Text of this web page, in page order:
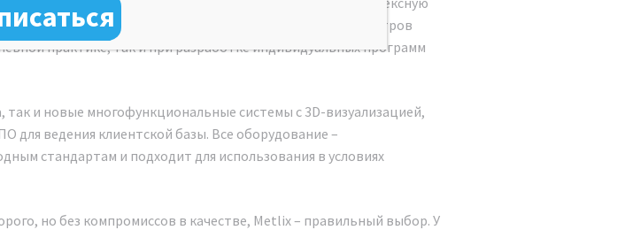
пористости, пигментации, эластичности и других параметров
практике, так и при разработке индивидуальных программ
так и новые многофункциональные системы с 3D-визуализацией,
для ведения клиентской базы. Все оборудование –
стандартам и подходит для использования в условиях
но без компромиссов в качестве, Metlix – правильный выбор. У